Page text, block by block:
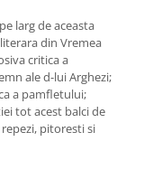
larg de aceasta
din Vremea
critica a
ale d-lui Arghezi;
a pamfletului;
tot acest balci de
pitoresti si